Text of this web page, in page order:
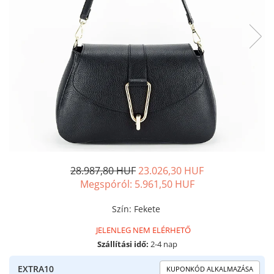
28.987,80 HUF23.026,30 HUF
Megspóról: 5.961,50 HUF
Szín: Fekete
JELENLEG NEM ELÉRHETŐ
Szállítási idő: 2-4 nap
EXTRA10 KUPONKÓD ALKALMAZÁSA